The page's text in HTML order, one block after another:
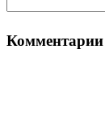
Комментарии